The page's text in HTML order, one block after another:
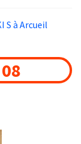
S à Arcueil